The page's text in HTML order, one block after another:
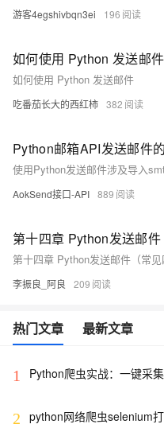
游客4egshivbqn3ei 196
如何使用 Python 发送邮件
如何使用 Python 发送邮件
吃番茄长大的西红柿 382
Python邮箱API发送邮件
AokSend接口-API 889
第十四章 Python发送邮件
第十四章 Python发送邮件（常见
李振良_阿良 209
热门文章 最新文章
1 Python爬虫实战：一键采
2 python网络爬虫selenium